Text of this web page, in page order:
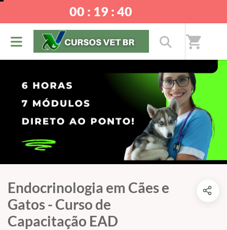
shopping_cart
00 : 19 : 40
Endocrinologia em Cães e
Gatos - Curso de
Capacitação EAD